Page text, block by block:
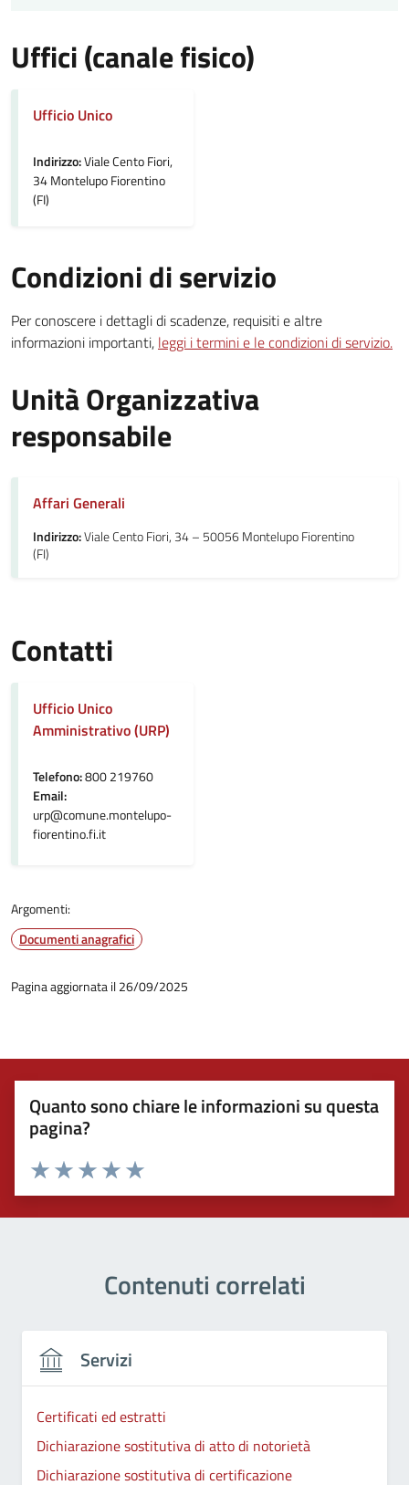
Uffici (canale fisico)
Ufficio Unico
Indirizzo:Viale Cento Fiori,
34 Montelupo Fiorentino
(FI)
Condizioni di servizio
Per conoscere i dettagli di scadenze, requisiti e altre
informazioni importanti, leggi i termini e le condizioni di servizio.
Unità Organizzativa
responsabile
Affari Generali
Indirizzo:Viale Cento Fiori, 34 – 50056 Montelupo Fiorentino
(FI)
Contatti
Ufficio Unico
Amministrativo (URP)
Telefono:800 219760
Email:
urp@comune.montelupo-
fiorentino.fi.it
Argomenti:
Documenti anagrafici
Pagina aggiornata il 26/09/2025
Quanto sono chiare le informazioni su questa
pagina?
Valuta 5 stelle su 5
Valuta 4 stelle su 5
Valuta 3 stelle su 5
Valuta 2 stelle su 5
Valuta 1 stelle su 5
Contenuti correlati
Servizi
Certificati ed estratti
Dichiarazione sostitutiva di atto di notorietà
Dichiarazione sostitutiva di certificazione